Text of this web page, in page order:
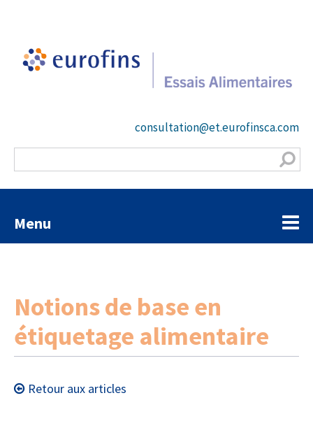
consultation@et.eurofinsca.com
Menu
Notions de base en
étiquetage alimentaire
Retour aux articles